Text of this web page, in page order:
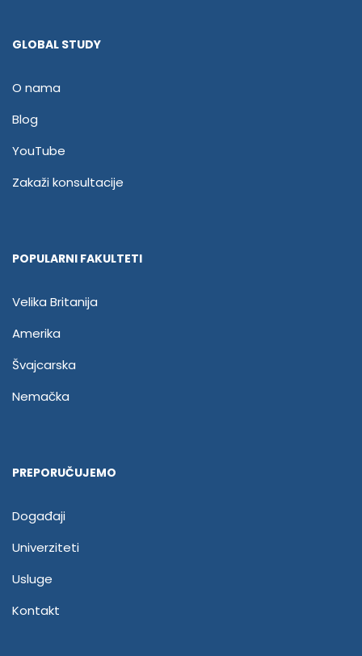
GLOBAL STUDY
O nama
Blog
YouTube
Zakaži konsultacije
POPULARNI FAKULTETI
Velika Britanija
Amerika
Švajcarska
Nemačka
PREPORUČUJEMO
Događaji
Univerziteti
Usluge
Kontakt